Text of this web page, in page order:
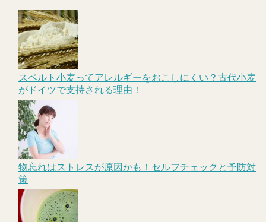
スペルト小麦ってアレルギーをおこしにくい？古代小麦
がドイツで支持される理由！
物忘れはストレスが原因かも！セルフチェックと予防対
策